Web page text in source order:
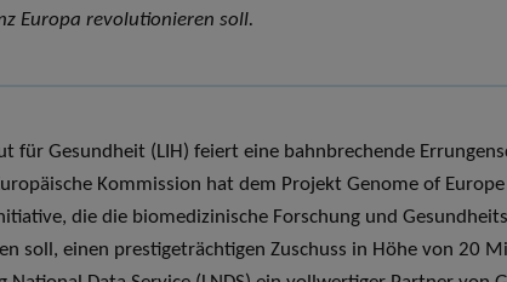
Europa revolutionieren soll.
für Gesundheit (LIH) feiert eine bahnbrechende
Kommission hat dem Projekt Genome of
die die biomedizinische Forschung und
soll, einen prestigeträchtigen Zuschuss in Höhe von 20